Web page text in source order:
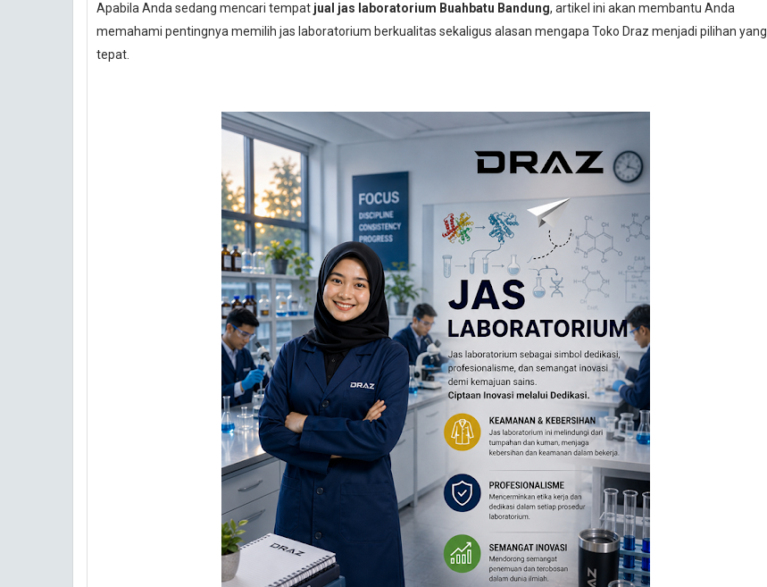
Apabila Anda sedang mencari tempat jual jas laboratorium Buahbatu Bandung, artikel ini akan membantu Anda
memahami pentingnya memilih jas laboratorium berkualitas sekaligus alasan mengapa Toko Draz menjadi pilihan yang
tepat.